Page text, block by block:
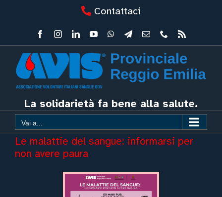
contenuto
Contattaci
FacebookInstagramLinkedInYouTubeWhatsApp
Telegram
Email Phone
La solidarietà fa bene alla salute.
Vai a...
Le malattie del sangue: informarsi per
non avere paura
Ingrandisci
immagine